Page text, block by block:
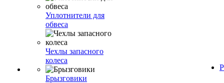
Уплотнители для
обвеса
Чехлы запасного
колеса
Брызговики